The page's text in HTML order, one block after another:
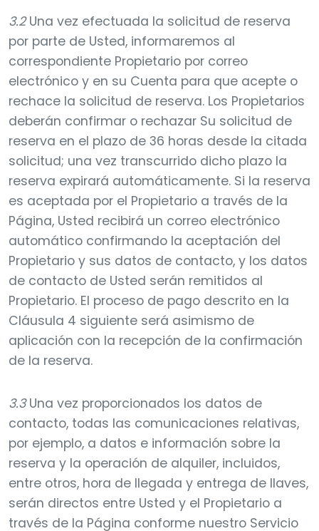
3.2Una vez efectuada la solicitud de reserva
por parte de Usted, informaremos al
correspondiente Propietario por correo
electrónico y en su Cuenta para que acepte o
rechace la solicitud de reserva. Los Propietarios
deberán confirmar o rechazar Su solicitud de
reserva en el plazo de 36 horas desde la citada
solicitud; una vez transcurrido dicho plazo la
reserva expirará automáticamente. Si la reserva
es aceptada por el Propietario a través de la
Página, Usted recibirá un correo electrónico
automático confirmando la aceptación del
Propietario y sus datos de contacto, y los datos
de contacto de Usted serán remitidos al
Propietario. El proceso de pago descrito en la
Cláusula 4 siguiente será asimismo de
aplicación con la recepción de la confirmación
de la reserva.
3.3Una vez proporcionados los datos de
contacto, todas las comunicaciones relativas,
por ejemplo, a datos e información sobre la
reserva y la operación de alquiler, incluidos,
entre otros, hora de llegada y entrega de llaves,
serán directos entre Usted y el Propietario a
través de la Página conforme nuestro Servicio